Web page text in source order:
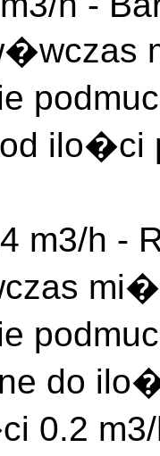
ilo�ci
m3/h -
do
0.2